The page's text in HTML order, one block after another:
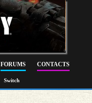
FORUMS CONTACTS
Switch